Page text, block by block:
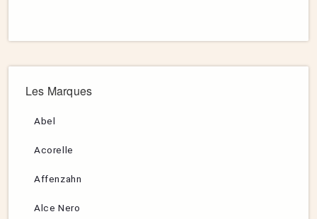
Les Marques
Abel
Acorelle
Affenzahn
Alce Nero